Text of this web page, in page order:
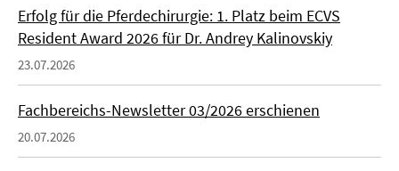
Erfolg für die Pferdechirurgie: 1. Platz beim ECVS
Resident Award 2026 für Dr. Andrey Kalinovskiy
23.07.2026
Fachbereichs-Newsletter 03/2026 erschienen
20.07.2026